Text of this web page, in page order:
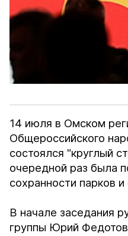
14 июля в Омском
Общероссийского
состоялся "круглый
очередной раз была
сохранности парков и
В начале заседания
группы Юрий Федотов